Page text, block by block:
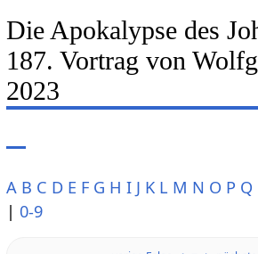
Die Apokalypse des
187. Vortrag von
2023
A B C D E F G H I J K L M N O P Q
| 0-9